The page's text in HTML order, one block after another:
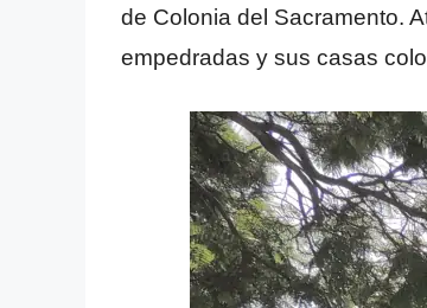
de Colonia del Sacramento.
empedradas y sus casas